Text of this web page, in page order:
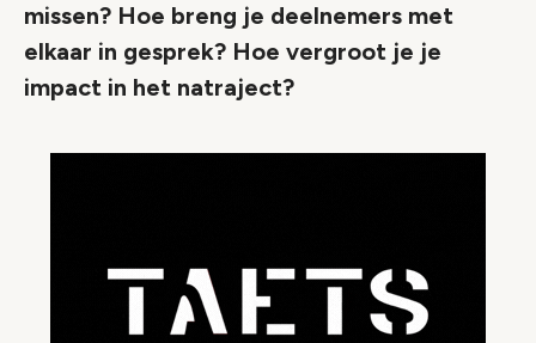
missen? Hoe breng je deelnemers met
elkaar in gesprek? Hoe vergroot je je
impact in het natraject?